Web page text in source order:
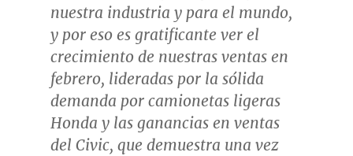
nuestra industria y para el mundo,
y por eso es gratificante ver el
crecimiento de nuestras ventas en
febrero, lideradas por la sólida
demanda por camionetas ligeras
Honda y las ganancias en ventas
del Civic, que demuestra una vez